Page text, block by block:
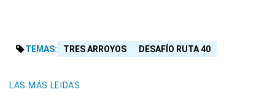
TEMAS: TRES ARROYOS DESAFÍO RUTA 40
LAS MÁS LEIDAS